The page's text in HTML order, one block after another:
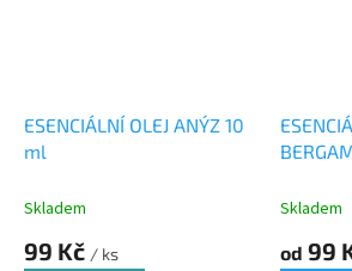
ESENCIÁLNÍ OLEJ ANÝZ 10
ml
Skladem
99 Kč / ks
Skladem
od 99